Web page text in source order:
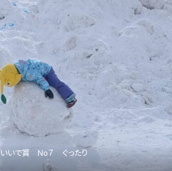
いで賞 No７ ぐったり